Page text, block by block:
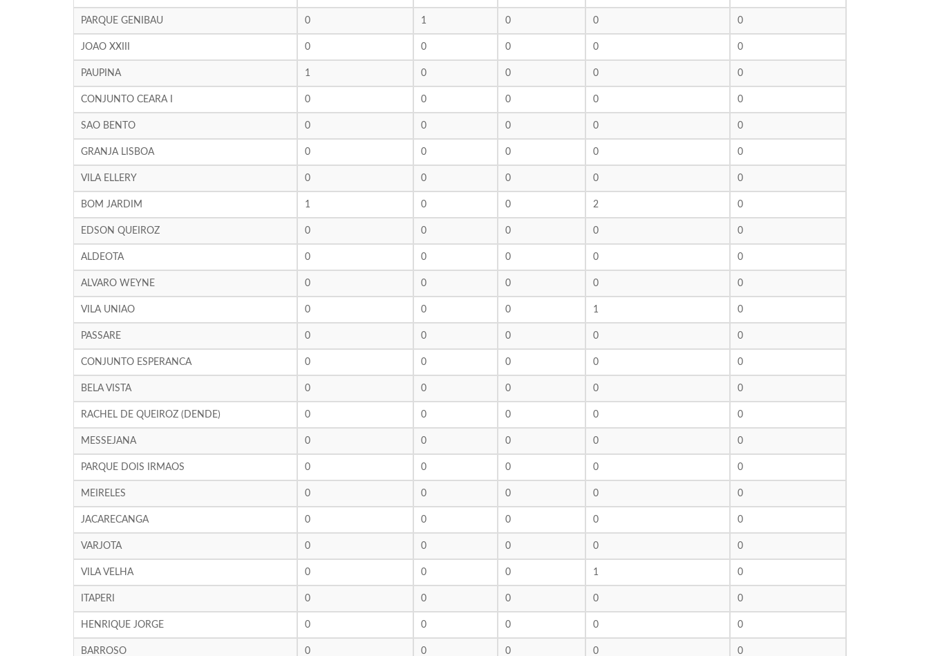
PARQUE GENIBAU 0 1 0 0 0
JOAO XXIII 0 0 0 0 0
PAUPINA 1 0 0 0 0
CONJUNTO CEARA I 0 0 0 0 0
SAO BENTO 0 0 0 0 0
GRANJA LISBOA 0 0 0 0 0
VILA ELLERY 0 0 0 0 0
BOM JARDIM 1 0 0 2 0
EDSON QUEIROZ 0 0 0 0 0
ALDEOTA 0 0 0 0 0
ALVARO WEYNE 0 0 0 0 0
VILA UNIAO 0 0 0 1 0
PASSARE 0 0 0 0 0
CONJUNTO ESPERANCA 0 0 0 0 0
BELA VISTA 0 0 0 0 0
RACHEL DE QUEIROZ (DENDE) 0 0 0 0 0
MESSEJANA 0 0 0 0 0
PARQUE DOIS IRMAOS 0 0 0 0 0
MEIRELES 0 0 0 0 0
JACARECANGA 0 0 0 0 0
VARJOTA 0 0 0 0 0
VILA VELHA 0 0 0 1 0
ITAPERI 0 0 0 0 0
HENRIQUE JORGE 0 0 0 0 0
BARROSO 0 0 0 0 0